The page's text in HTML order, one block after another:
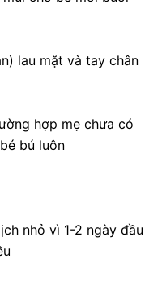
lau mặt và tay chân
hợp mẹ chưa có
bú luôn
nhỏ vì 1-2 ngày đầu